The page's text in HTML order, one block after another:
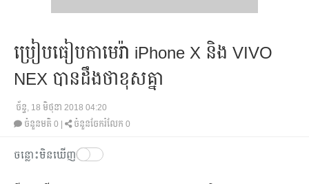
ប្រៀបធៀប​កាមេរ៉ា iPhone X និង VIVO
NEX បាន​ដឹង​ថា​ខុស​គ្នា
ច័ន្ទ, 18 មិថុនា 2018 04:20
ចំនួនមតិ 0 ចំនួនចែករំលែក 0
ចន្លោះមិនឃើញ